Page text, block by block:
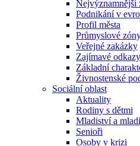
Nejvýznamnější
Podnikání v
Profil města
Průmyslové
Veřejné zakázky
Zajímavé
Základní
Živnostenské
Sociální oblast
Aktuality
Rodiny s dětmi
Mladiství a
Senioři
Osoby v krizi